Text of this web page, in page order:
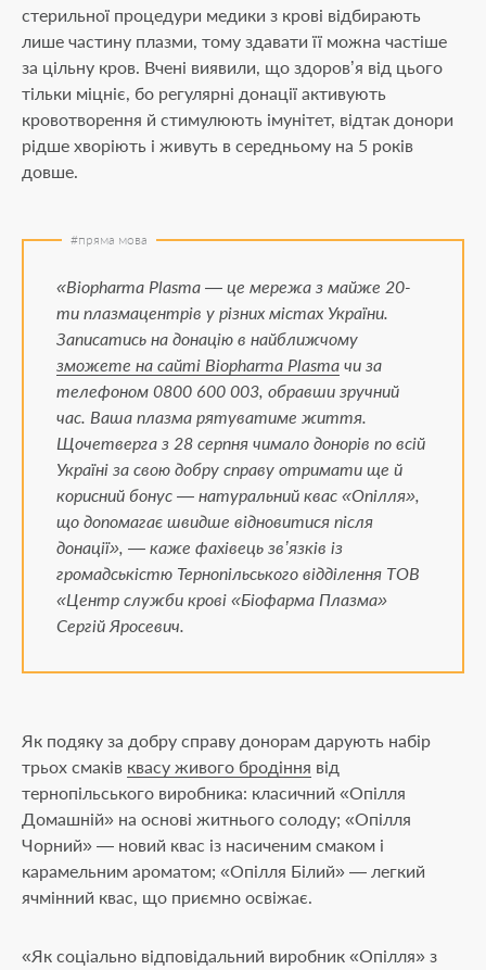
стерильної процедури медики з крові відбирають
лише частину плазми, тому здавати її можна частіше
за цільну кров. Вчені виявили, що здоров’я від цього
тільки міцніє, бо регулярні донації активують
кровотворення й стимулюють імунітет, відтак донори
рідше хворіють і живуть в середньому на 5 років
довше.
«Biopharma Plasma — це мережа з майже 20-
ти плазмацентрів у різних містах України.
Записатись на донацію в найближчому
зможете на сайті Biopharma Plasma чи за
телефоном 0800 600 003, обравши зручний
час. Ваша плазма рятуватиме життя.
Щочетверга з 28 серпня чимало донорів по всій
Україні за свою добру справу отримати ще й
корисний бонус — натуральний квас «Опілля»,
що допомагає швидше відновитися після
донації», — каже фахівець зв’язків із
громадськістю Тернопільського відділення ТОВ
«Центр служби крові «Біофарма Плазма»
Сергій Яросевич.
Як подяку за добру справу донорам дарують набір
трьох смаків квасу живого бродіння від
тернопільського виробника: класичний «Опілля
Домашній» на основі житнього солоду; «Опілля
Чорний» — новий квас із насиченим смаком і
карамельним ароматом; «Опілля Білий» — легкий
ячмінний квас, що приємно освіжає.
«Як соціально відповідальний виробник «Опілля» з
Так
Ні